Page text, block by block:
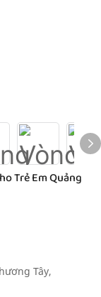
Trẻ Em Quảng
Tây,